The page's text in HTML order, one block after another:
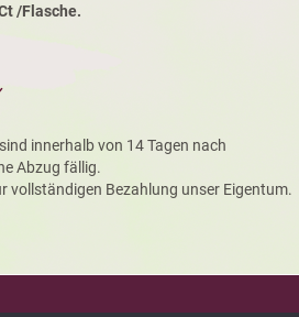
/Flasche.
innerhalb von 14 Tagen nach
Abzug fällig.
vollständigen Bezahlung unser Eigentum.